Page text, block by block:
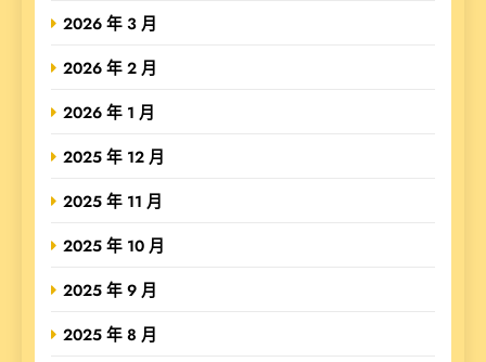
2026 年 3 月
2026 年 2 月
2026 年 1 月
2025 年 12 月
2025 年 11 月
2025 年 10 月
2025 年 9 月
2025 年 8 月